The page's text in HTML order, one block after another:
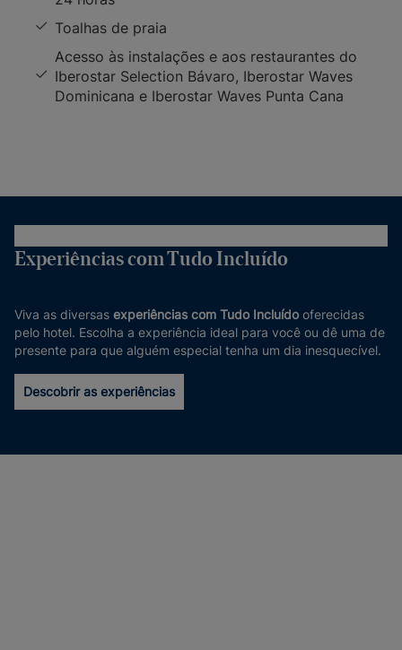
Toalhas de praia
Acesso às instalações e aos restaurantes do
Iberostar Selection Bávaro, Iberostar Waves
Dominicana e Iberostar Waves Punta Cana
Experiências com Tudo Incluído
Viva as diversas experiências com Tudo Incluído oferecidas
pelo hotel. Escolha a experiência ideal para você ou dê uma de
presente para que alguém especial tenha um dia inesquecível.
Descobrir as experiências